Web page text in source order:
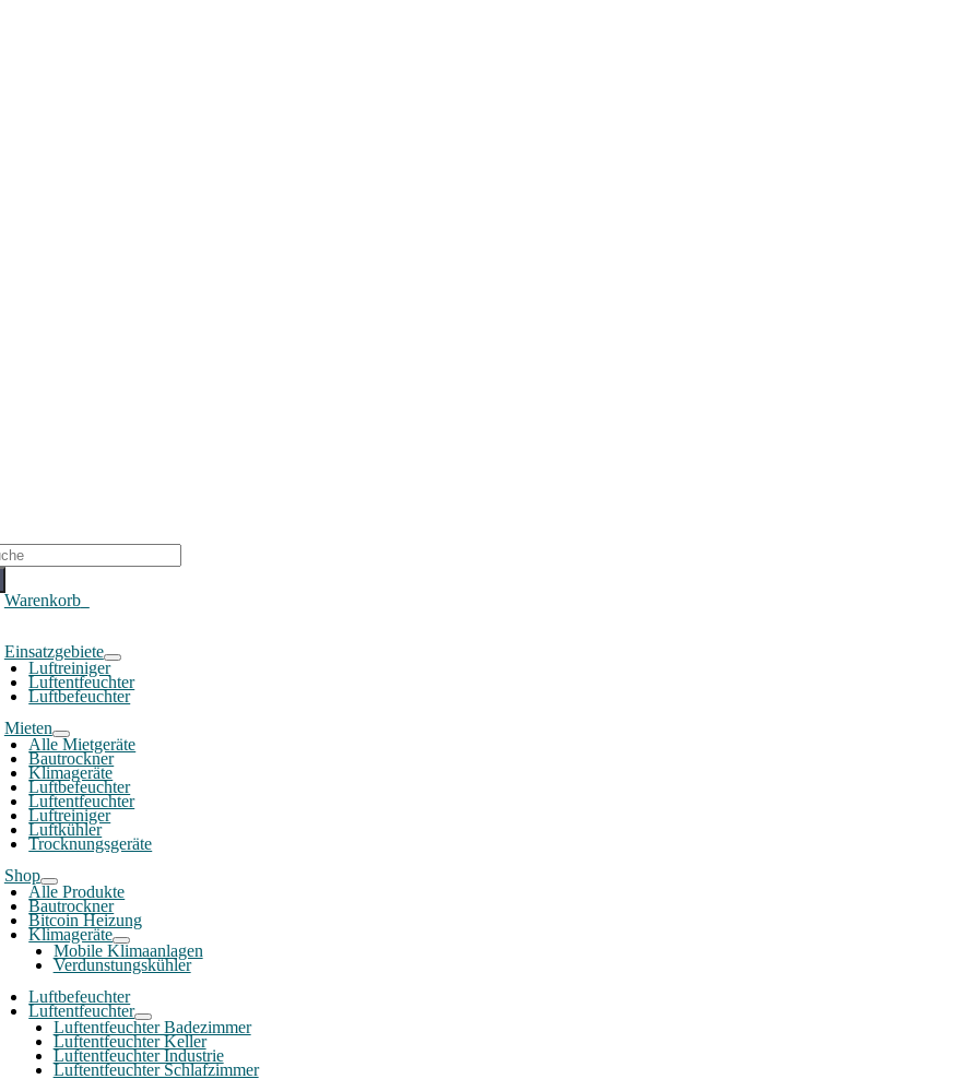
Warenkorb0
Einsatzgebiete
Luftreiniger
Luftentfeuchter
Luftbefeuchter
Mieten
Alle Mietgeräte
Bautrockner
Klimageräte
Luftbefeuchter
Luftentfeuchter
Luftreiniger
Luftkühler
Trocknungsgeräte
Shop
Alle Produkte
Bautrockner
Bitcoin Heizung
Klimageräte
Mobile Klimaanlagen
Verdunstungskühler
Luftbefeuchter
Luftentfeuchter
Luftentfeuchter Badezimmer
Luftentfeuchter Keller
Luftentfeuchter Industrie
Luftentfeuchter Schlafzimmer